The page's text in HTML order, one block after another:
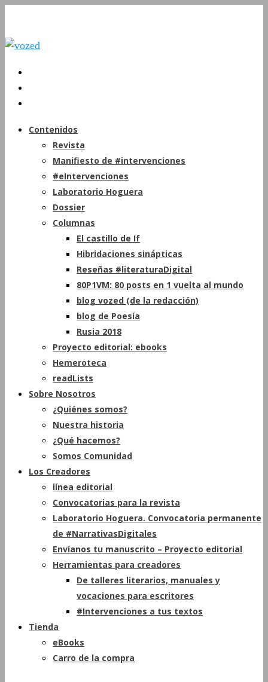
Contenidos
Revista
Manifiesto de #intervenciones
#eIntervenciones
Laboratorio Hoguera
Dossier
Columnas
El castillo de If
Hibridaciones sinápticas
Reseñas #literaturaDigital
80P1VM: 80 posts en 1 vuelta al mundo
blog vozed (de la redacción)
blog de Poesía
Rusia 2018
Proyecto editorial: ebooks
Hemeroteca
readLists
Sobre Nosotros
¿Quiénes somos?
Nuestra historia
¿Qué hacemos?
Somos Comunidad
Los Creadores
línea editorial
Convocatorias para la revista
Laboratorio Hoguera. Convocatoria permanente
de #NarrativasDigitales
Envíanos tu manuscrito – Proyecto editorial
Herramientas para creadores
De talleres literarios, manuales y
vocaciones para escritores
#Intervenciones a tus textos
Tienda
eBooks
Carro de la compra